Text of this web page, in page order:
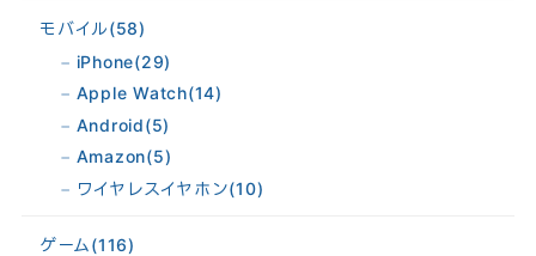
モバイル(58)
iPhone(29)
Apple Watch(14)
Android(5)
Amazon(5)
ワイヤレスイヤホン(10)
ゲーム(116)